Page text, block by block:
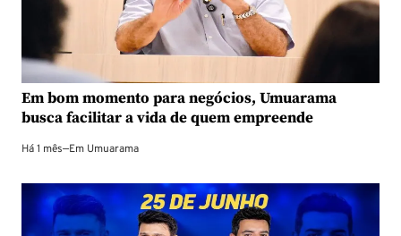
Em bom momento para negócios, Umuarama
busca facilitar a vida de quem empreende
Há 1 mês—Em Umuarama